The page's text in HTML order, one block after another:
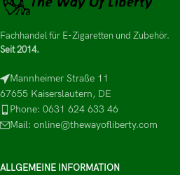
Fachhandel für E-Zigaretten und Zubehör.
Seit 2014.
Mannheimer Straße 11
67655 Kaiserslautern, DE
Phone: 0631 624 633 46
Mail: online@thewayofliberty.com
ALLGEMEINE INFORMATION